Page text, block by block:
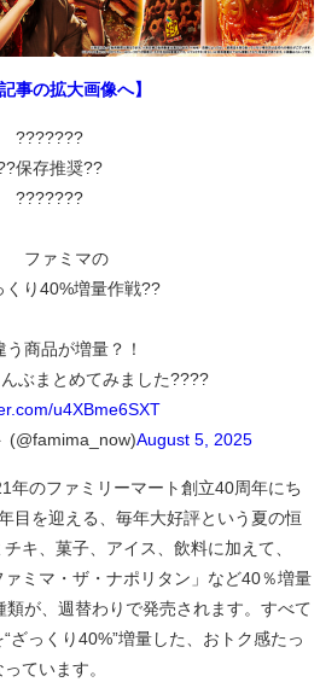
事の拡大画像へ】
???????
保存推奨??
???????
ファミマの
り40%増量作戦??
う商品が増量？！
ぶまとめてみました????
u4XBme6SXT
(@famima_now)August 5, 2025
のファミリーマート創立40周年にち
目を迎える、毎年大好評という夏の恒
キ、菓子、アイス、飲料に加えて、
ァミマ・ザ・ナポリタン」など40％増量
が、週替わりで発売されます。すべて
ざっくり40%”増量した、おトク感たっ
ています。